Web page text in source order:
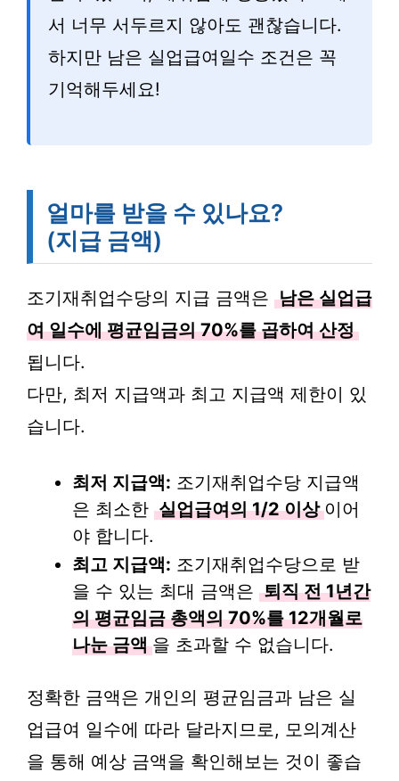
서 너무 서두르지 않아도 괜찮습니다.
하지만 남은 실업급여일수 조건은 꼭
기억해두세요!
얼마를 받을 수 있나요?
(지급 금액)
조기재취업수당의 지급 금액은 남은 실업급
여 일수에 평균임금의 70%를 곱하여 산정
됩니다.
다만, 최저 지급액과 최고 지급액 제한이 있
습니다.
최저 지급액: 조기재취업수당 지급액
은 최소한 실업급여의 1/2 이상 이어
야 합니다.
최고 지급액: 조기재취업수당으로 받
을 수 있는 최대 금액은 퇴직 전 1년간
의 평균임금 총액의 70%를 12개월로
나눈 금액 을 초과할 수 없습니다.
정확한 금액은 개인의 평균임금과 남은 실
업급여 일수에 따라 달라지므로, 모의계산
을 통해 예상 금액을 확인해보는 것이 좋습